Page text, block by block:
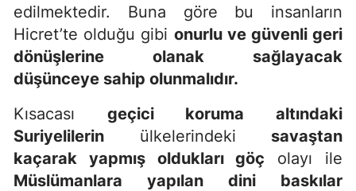
edilmektedir. Buna göre bu insanların
Hicret’te olduğu gibi onurlu ve güvenli geri
dönüşlerine olanak sağlayacak
düşünceye sahip olunmalıdır.
Kısacası geçici koruma altındaki
Suriyelilerin ülkelerindeki savaştan
kaçarak yapmış oldukları göç olayı ile
Müslümanlara yapılan dini baskılar